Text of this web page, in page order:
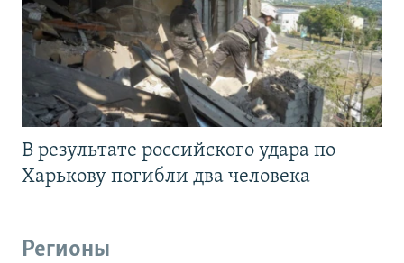
В результате российского удара по
Харькову погибли два человека
Регионы